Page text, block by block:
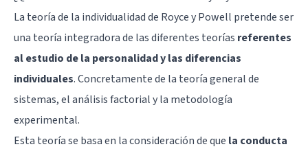
La teoría de la individualidad de Royce y Powell pretende ser
una teoría integradora de las diferentes teorías referentes
al estudio de la personalidad y las diferencias
individuales. Concretamente de la teoría general de
sistemas, el análisis factorial y la metodología
experimental.
Esta teoría se basa en la consideración de que la conducta